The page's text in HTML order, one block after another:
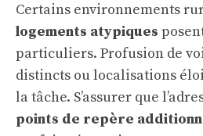
Certains environnements
logements atypiques
particuliers. Profusion de
distincts ou localisations
la tâche. S’assurer que
points de repère